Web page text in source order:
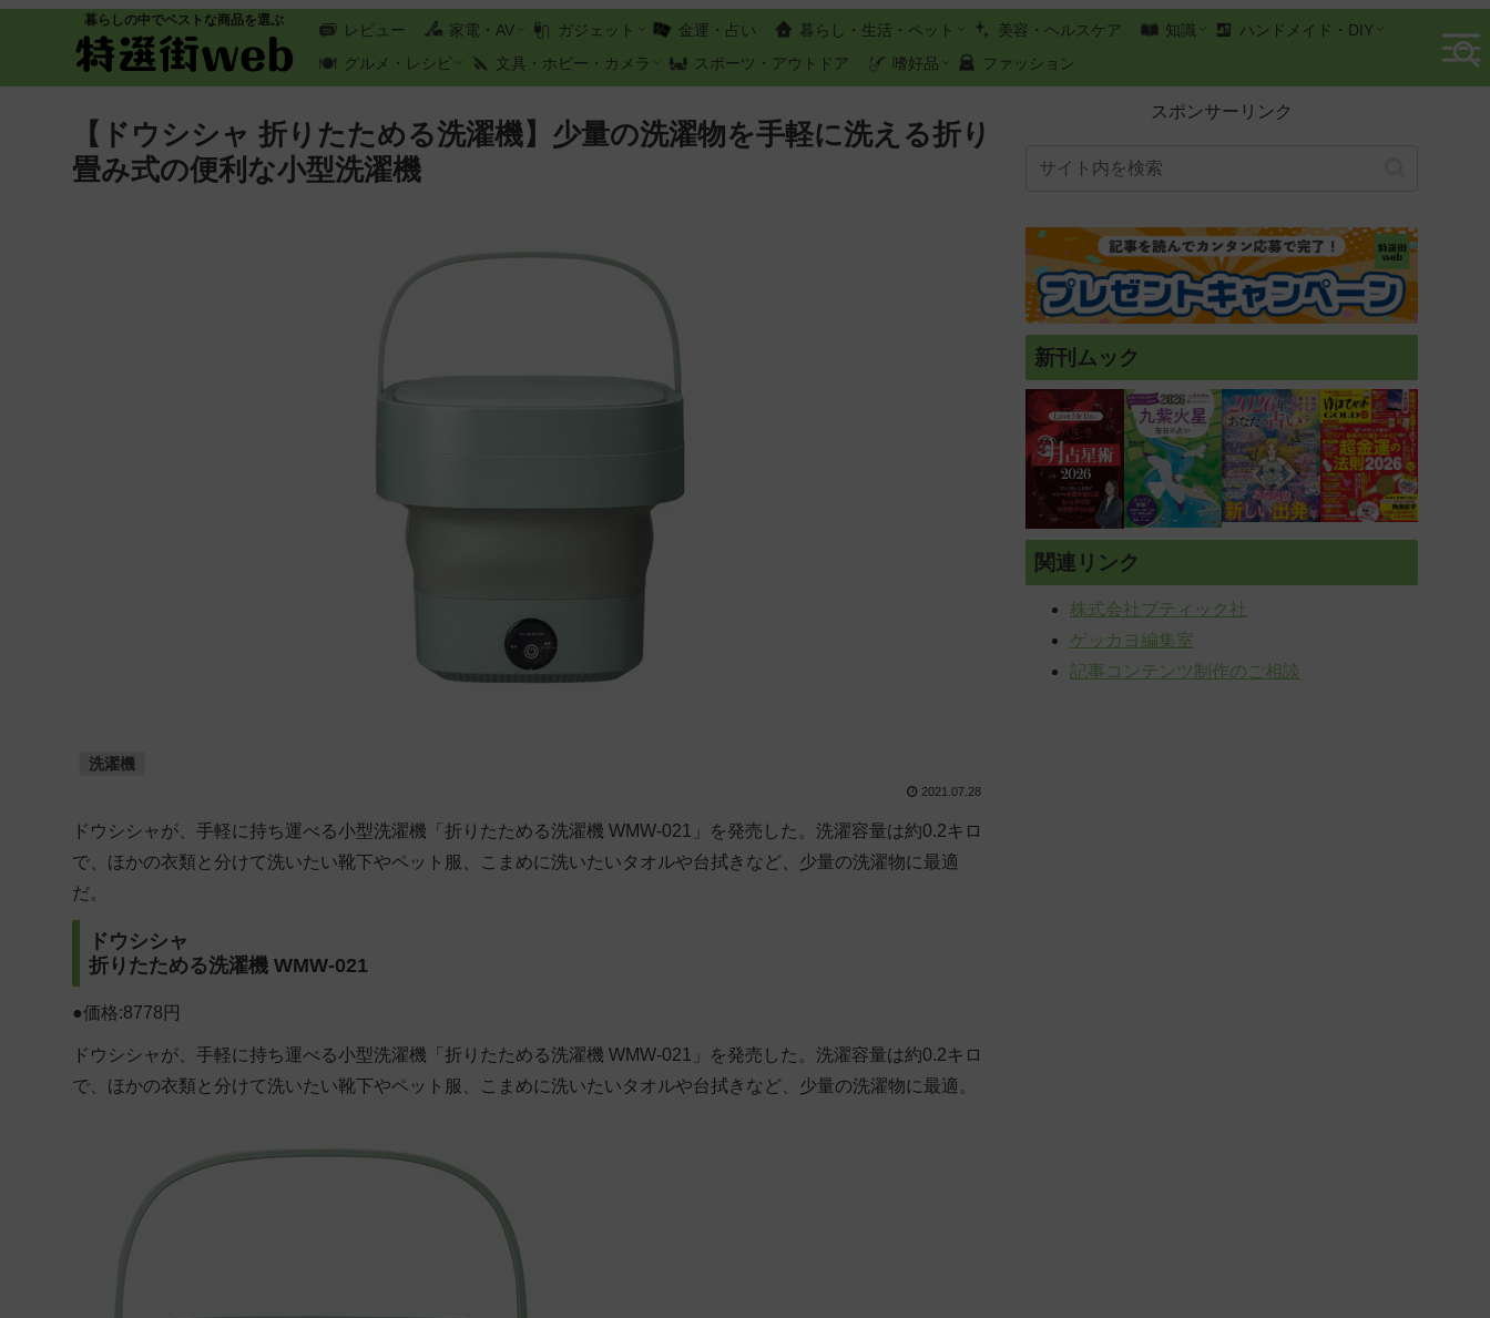
暮らしの中でベストな商品を選ぶ
レビュー 家電・AV ガジェット 金運・占い 暮らし・生活・ペット 美容・ヘルスケア 知識
ハンドメイド・DIY
グルメ・レシピ
文具・ホビー・カメラ スポーツ・アウトドア 嗜好品 ファッション
【ドウシシャ 折りたためる洗濯機】少量の洗濯物を手軽に洗える折り
畳み式の便利な小型洗濯機
洗濯機
2021.07.28
ドウシシャが、手軽に持ち運べる小型洗濯機「折りたためる洗濯機 WMW-021」を発売した。洗濯容量は約0.2キロ
で、ほかの衣類と分けて洗いたい靴下やペット服、こまめに洗いたいタオルや台拭きなど、少量の洗濯物に最適
だ。
ドウシシャ
折りたためる洗濯機 WMW-021
●価格:8778円
ドウシシャが、手軽に持ち運べる小型洗濯機「折りたためる洗濯機 WMW-021」を発売した。洗濯容量は約0.2キロ
で、ほかの衣類と分けて洗いたい靴下やペット服、こまめに洗いたいタオルや台拭きなど、少量の洗濯物に最適。
スポンサーリンク
新刊ムック
関連リンク
株式会社ブティック社
ゲッカヨ編集室
記事コンテンツ制作のご相談